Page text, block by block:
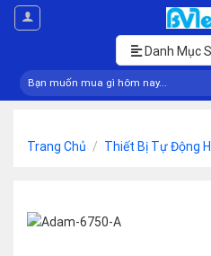
Skip
Danh Mục
Tìm
kiếm:
Trang Chủ / Thiết Bị Tự Động